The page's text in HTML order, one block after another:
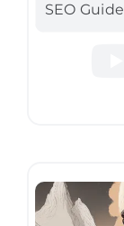
SEO Guide